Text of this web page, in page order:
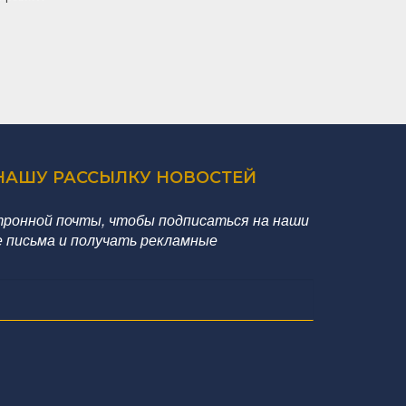
РАССЫЛКУ НОВОСТЕЙ
почты, чтобы подписаться на наши
и получать рекламные